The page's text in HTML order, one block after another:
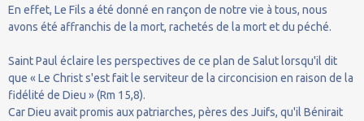
En effet, Le Fils a été donné en rançon de notre vie à tous, nous
avons été affranchis de la mort, rachetés de la mort et du péché.
Saint Paul éclaire les perspectives de ce plan de Salut lorsqu'il dit
que « Le Christ s'est fait le serviteur de la circoncision en raison de la
fidélité de Dieu » (Rm 15,8).
Car Dieu avait promis aux patriarches, pères des Juifs, qu'il Bénirait